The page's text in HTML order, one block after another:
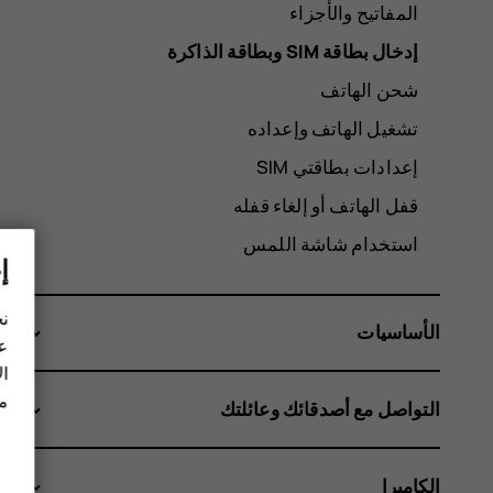
المفاتيح والأجزاء
شحن الهاتف
تشغيل الهاتف وإعداده
إعدادات بطاقتي SIM
قفل الهاتف أو إلغاء قفله
استخدام شاشة اللمس
الأساسيات
التواصل مع أصدقائك وعائلتك
الكاميرا